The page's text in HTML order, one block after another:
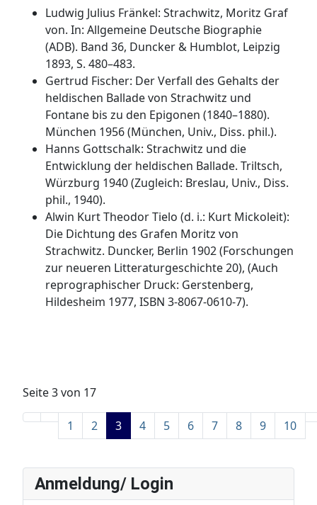
Anmeldung/ Login
Ludwig Julius Fränkel: Strachwitz, Moritz Graf
von. In: Allgemeine Deutsche Biographie
(ADB). Band 36, Duncker & Humblot, Leipzig
1893, S. 480–483.
Gertrud Fischer: Der Verfall des Gehalts der
heldischen Ballade von Strachwitz und
Fontane bis zu den Epigonen (1840–1880).
München 1956 (München, Univ., Diss. phil.).
Hanns Gottschalk: Strachwitz und die
Entwicklung der heldischen Ballade. Triltsch,
Würzburg 1940 (Zugleich: Breslau, Univ., Diss.
phil., 1940).
Alwin Kurt Theodor Tielo (d. i.: Kurt Mickoleit):
Die Dichtung des Grafen Moritz von
Strachwitz. Duncker, Berlin 1902 (Forschungen
zur neueren Litteraturgeschichte 20), (Auch
reprographischer Druck: Gerstenberg,
Hildesheim 1977, ISBN 3-8067-0610-7).
Seite 3 von 17
1 2 3 4 5 6 7 8 9 10